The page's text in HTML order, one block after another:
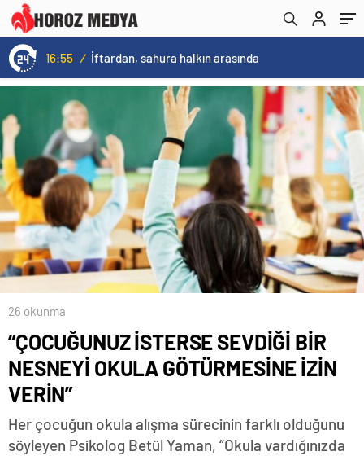
16:55 / İftardan, sahura halkın arasında
26 okunma
“ÇOCUĞUNUZ İSTERSE SEVDİĞİ BİR
NESNEYİ OKULA GÖTÜRMESİNE İZİN
VERİN”
Her çocuğun okula alışma sürecinin farklı olduğunu
söyleyen Psikolog Betül Yaman, “Okula vardığınızda